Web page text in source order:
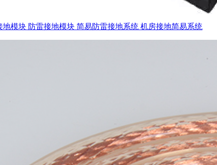
地模块 防雷接地模块 简易防雷接地系统 机房接地简易系统